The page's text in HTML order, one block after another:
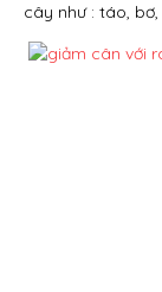
cây như : táo,